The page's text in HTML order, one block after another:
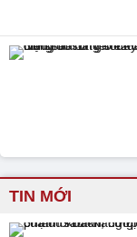
TIN MỚI